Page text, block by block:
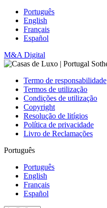
Português
English
Français
Español
M&A Digital
Termo de responsabilidade
Termos de utilização
Condições de utilização
Copyright
Resolução de litígios
Política de privacidade
Livro de Reclamações
Português
Português
English
Français
Español